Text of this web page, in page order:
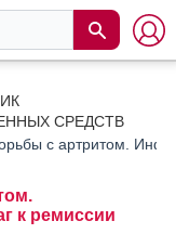
СРЕДСТВ
с артритом.
к ремиссии